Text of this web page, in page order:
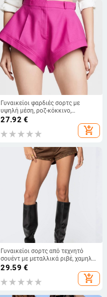
Γυναικείοι φαρδιές σορτς με
υψηλή μέση, ροζ-κόκκινο,
ευρωπαϊκό-αμερικανικό στυλ,
άνοιξη 2026, sexy μόδα, άνετη
εφαρμογή
27.92 €
add_shopping_cart
Γυναικείοι σορτς από τεχνητό
σουέντ με μεταλλικά ριβέ, χαμηλή
μέση, εφαρμοστό, στυλ δρόμου,
29.59 €
add_shopping_cart